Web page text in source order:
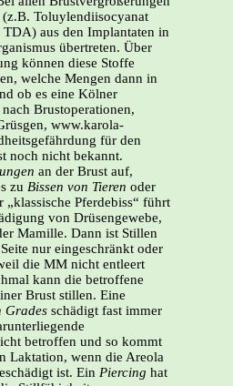
(z.B. Toluylendiisocyanat
aus den Implantaten in
übertreten. Über
können diese Stoffe
welche Mengen dann in
ob es eine Kölner
Brustoperationen,
www.karola-
für den
noch nicht bekannt.
an der Brust auf,
zu Bissen von Tieren oder
„klassische Pferdebiss“ führt
von Drüsengewebe,
Mamille. Dann ist Stillen
nur eingeschränkt oder
die MM nicht entleert
kann die betroffene
Brust stillen. Eine
Grades schädigt fast immer
betroffen und so kommt
Laktation, wenn die Areola
ist. Ein Piercing hat